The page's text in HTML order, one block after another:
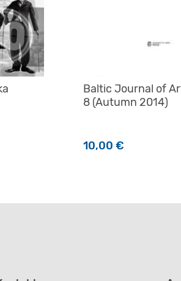
Baltic Journal of
8 (Autumn 2014)
10,00 €